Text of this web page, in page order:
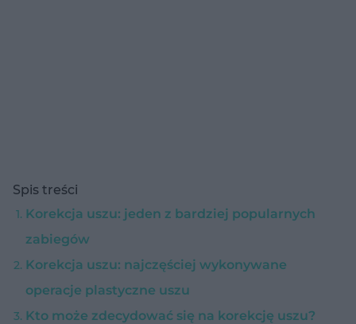
Spis treści
Korekcja uszu: jeden z bardziej popularnych
zabiegów
Korekcja uszu: najczęściej wykonywane
operacje plastyczne uszu
Kto może zdecydować się na korekcję uszu?